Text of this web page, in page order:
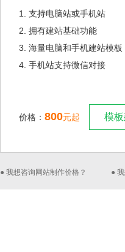
1. 支持电脑站或手机站
2. 拥有建站基础功能
3. 海量电脑和手机建站模板
4. 手机站支持微信对接
价格：800元起 模
● 我想咨询网站制作价格？ ●